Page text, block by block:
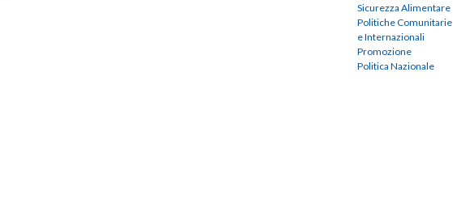
Sicurezza Alimentare
Politiche Comunitarie
e Internazionali
Promozione
Politica Nazionale